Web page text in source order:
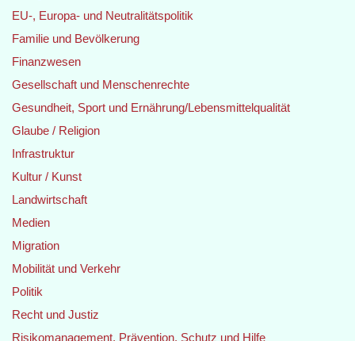
EU-, Europa- und Neutralitätspolitik
Familie und Bevölkerung
Finanzwesen
Gesellschaft und Menschenrechte
Gesundheit, Sport und Ernährung/Lebensmittelqualität
Glaube / Religion
Infrastruktur
Kultur / Kunst
Landwirtschaft
Medien
Migration
Mobilität und Verkehr
Politik
Recht und Justiz
Risikomanagement, Prävention, Schutz und Hilfe